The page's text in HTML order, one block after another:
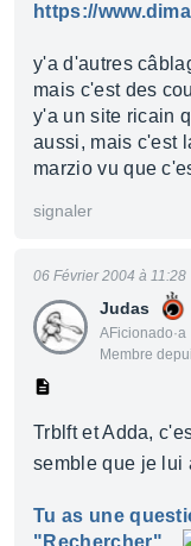
https://
y'a d'autres
mais c'est des
y'a un site ricain
aussi, mais c'est
marzio vu que
signaler
Judas
AFicionado·a
Membre
06 Février 2004 à 11:28
Trblft et Adda,
semble que je lui
Tu as une
"Rechercher"...